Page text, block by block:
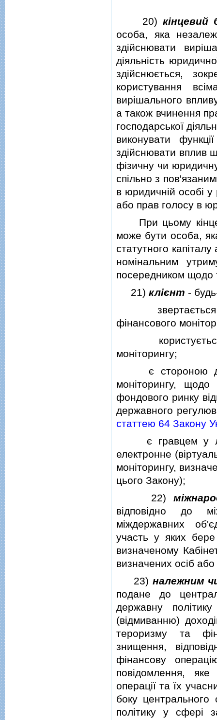
20) кiнцевий
особа, яка
здiйснювати
дiяльнiсть
здiйснюється,
користування
вирiшального
а також вчинення
господарської
виконувати
здiйснювати вплив
фiзичну чи
спiльно з
в юридичнiй особi у
або прав голосу в
При цьому
може бути особа,
статутного
номiнальним
посередником щодо
21) клiєнт -
звертається
фiнансового
користується
монiторингу;
є стороною
монiторингу,
фондового ринку
державного
статтею 64 Закону
є гравцем у
електронне
монiторингу,
цього Закону);
22)
вiдповiдно до
мiждержавних
участь у яких
визначеному
визначених осiб
23) належним
подане до
державну
(вiдмиванню)
тероризму та
знищення,
фiнансову
повiдомлення,
операцiї та їх
боку
полiтику у сферi